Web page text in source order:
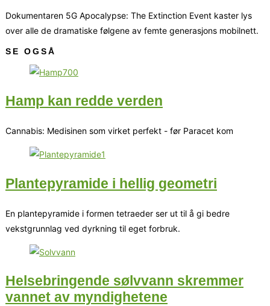
Dokumentaren 5G Apocalypse: The Extinction Event kaster lys
over alle de dramatiske følgene av femte generasjons mobilnett.
SE OGSÅ
Hamp kan redde verden
Cannabis: Medisinen som virket perfekt - før Paracet kom
Plantepyramide i hellig geometri
En plantepyramide i formen tetraeder ser ut til å gi bedre
vekstgrunnlag ved dyrkning til eget forbruk.
Helsebringende sølvvann skremmer
vannet av myndighetene